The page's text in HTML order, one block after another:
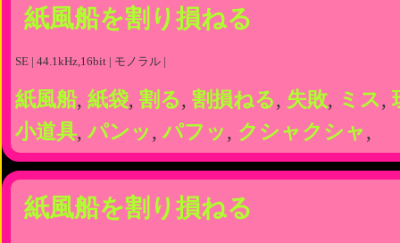
紙風船を割り損ねる
SE | 44.1kHz,16bit | モノラル |
紙風船, 紙袋, 割る, 割損ねる, 失敗, ミス,
小道具,パンッ ,パフッ , クシャクシャ,
紙風船を割り損ねる